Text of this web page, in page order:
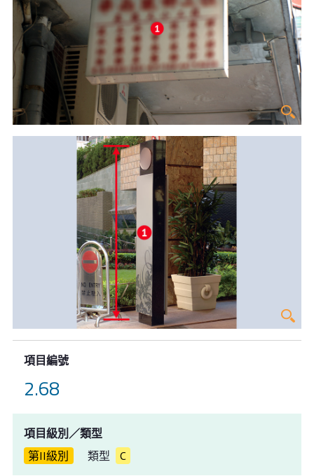
項目編號
2.68
項目級別／類型
第II級別
類型 C